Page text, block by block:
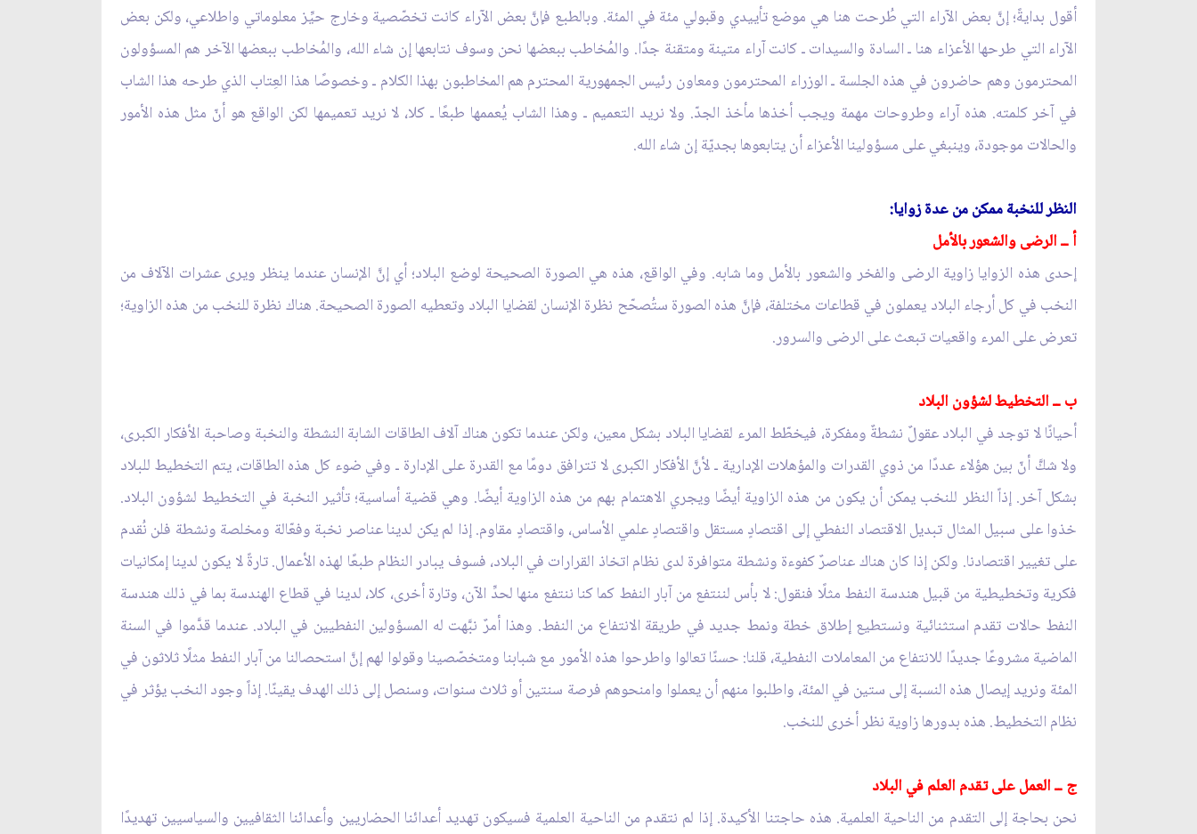
أقول بدايةً؛ إنَّ بعض الآراء التي طُرحت هنا هي موضع تأييدي وقبولي مئة في المئة. وبالطبع فإنَّ بعض الآراء كانت تخصّصية وخارج حيِّز معلوماتي واطلاعي، ولكن بعض
الآراء التي طرحها الأعزاء هنا ـ السادة والسيدات ـ كانت آراء متينة ومتقنة جدًا. والمُخاطب ببعضها نحن وسوف نتابعها إن شاء الله، والمُخاطب ببعضها الآخر هم المسؤولون
المحترمون وهم حاضرون في هذه الجلسة ـ الوزراء المحترمون ومعاون رئيس الجمهورية المحترم هم المخاطبون بهذا الكلام ـ وخصوصًا هذا العِتاب الذي طرحه هذا الشاب
في آخر كلمته. هذه آراء وطروحات مهمة ويجب أخذها مأخذ الجدّ. ولا نريد التعميم ـ وهذا الشاب يُعممها طبعًا ـ كلا، لا نريد تعميمها لكن الواقع هو أنّ مثل هذه الأمور
والحالات موجودة، وينبغي على مسؤولينا الأعزاء أن يتابعوها بجديّة إن شاء الله.
النظر للنخبة ممكن من عدة زوايا:
أ ــ الرضى والشعور بالأمل
إحدى هذه الزوايا زاوية الرضى والفخر والشعور بالأمل وما شابه. وفي الواقع، هذه هي الصورة الصحيحة لوضع البلاد؛ أي إنَّ الإنسان عندما ينظر ويرى عشرات الآلاف من
النخب في كل أرجاء البلاد يعملون في قطاعات مختلفة، فإنَّ هذه الصورة ستُصحّح نظرة الإنسان لقضايا البلاد وتعطيه الصورة الصحيحة. هناك نظرة للنخب من هذه الزاوية؛
تعرض على المرء واقعيات تبعث على الرضى والسرور.
ب ــ التخطيط لشؤون البلاد
أحيانًا لا توجد في البلاد عقولٌ نشطةٌ ومفكرة، فيخطّط المرء لقضايا البلاد بشكل معين، ولكن عندما تكون هناك آلاف الطاقات الشابة النشطة والنخبة وصاحبة الأفكار الكبرى،
ولا شكَّ أنّ بين هؤلاء عددًا من ذوي القدرات والمؤهلات الإدارية ـ لأنَّ الأفكار الكبرى لا تترافق دومًا مع القدرة على الإدارة ـ وفي ضوء كل هذه الطاقات، يتم التخطيط للبلاد
بشكل آخر. إذاً النظر للنخب يمكن أن يكون من هذه الزاوية أيضًا ويجري الاهتمام بهم من هذه الزاوية أيضًا. وهي قضية أساسية؛ تأثير النخبة في التخطيط لشؤون البلاد.
خذوا على سبيل المثال تبديل الاقتصاد النفطي إلى اقتصادٍ مستقل واقتصادٍ علمي الأساس، واقتصادٍ مقاوم. إذا لم يكن لدينا عناصر نخبة وفعّالة ومخلصة ونشطة فلن نُقدم
على تغيير اقتصادنا. ولكن إذا كان هناك عناصرٌ كفوءة ونشطة متوافرة لدى نظام اتخاذ القرارات في البلاد، فسوف يبادر النظام طبعًا لهذه الأعمال. تارةً لا يكون لدينا إمكانيات
فكرية وتخطيطية من قبيل هندسة النفط مثلًا فنقول: لا بأس لننتفع من آبار النفط كما كنا ننتفع منها لحدِّ الآن، وتارة أخرى، كلا، لدينا في قطاع الهندسة بما في ذلك هندسة
النفط حالات تقدم استثنائية ونستطيع إطلاق خطة ونمط جديد في طريقة الانتفاع من النفط. وهذا أمرٌ نبَّهت له المسؤولين النفطيين في البلاد. عندما قدَّموا في السنة
الماضية مشروعًا جديدًا للانتفاع من المعاملات النفطية، قلنا: حسنًا تعالوا واطرحوا هذه الأمور مع شبابنا ومتخصّصينا وقولوا لهم إنَّ استحصالنا من آبار النفط مثلًا ثلاثون في
المئة ونريد إيصال هذه النسبة إلى ستين في المئة، واطلبوا منهم أن يعملوا وامنحوهم فرصة سنتين أو ثلاث سنوات، وسنصل إلى ذلك الهدف يقينًا. إذاً وجود النخب يؤثر في
نظام التخطيط. هذه بدورها زاوية نظر أخرى للنخب.
ج ــ العمل على تقدم العلم في البلاد
نحن بحاجة إلى التقدم من الناحية العلمية. هذه حاجتنا الأكيدة. إذا لم نتقدم من الناحية العلمية فسيكون تهديد أعدائنا الحضاريين وأعدائنا الثقافيين والسياسيين تهديدًا